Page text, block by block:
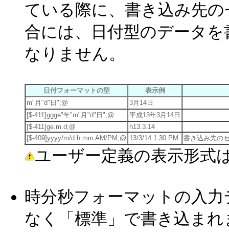
ている際に、書き込み先
合には、日付型のデータ
なりません。
日付フォーマットの型
表示例
m"月"d"日";@
3月14日
[$-411]ggge"年"m"月"d"日";@
平成13年3月14日
[$-411]ge.m.d;@
h13.3.14
[$-409]yyyy/m/d h:mm AM/PM;@ 13/3/14 1:30 PM 書き込み先の
ユーザー定義の表示形式
時分秒フォーマットの入
なく「標準」で書き込まれ